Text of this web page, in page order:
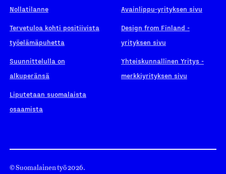
Nollatilanne
Tervetuloa kohti positiivista
työelämäpuhetta
Suunnittelulla on
alkuperänsä
Liputetaan suomalaista
osaamista
Avainlippu-yrityksen sivu
Design from Finland -
yrityksen sivu
Yhteiskunnallinen Yritys -
merkkiyrityksen sivu
© Suomalainen työ 2026.